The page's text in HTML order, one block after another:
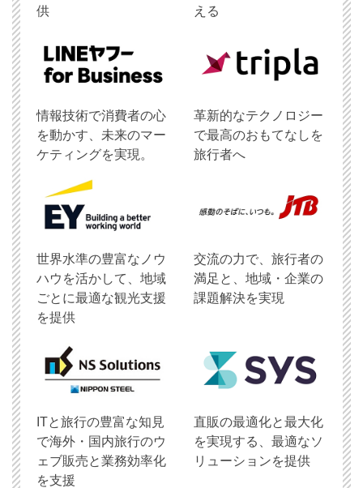
供
える
情報技術で消費者の心
を動かす、未来のマー
ケティングを実現。
革新的なテクノロジー
で最高のおもてなしを
旅行者へ
世界水準の豊富なノウ
ハウを活かして、地域
ごとに最適な観光支援
を提供
交流の力で、旅行者の
満足と、地域・企業の
課題解決を実現
ITと旅行の豊富な知見
で海外・国内旅行のウ
ェブ販売と業務効率化
を支援
直販の最適化と最大化
を実現する、最適なソ
リューションを提供